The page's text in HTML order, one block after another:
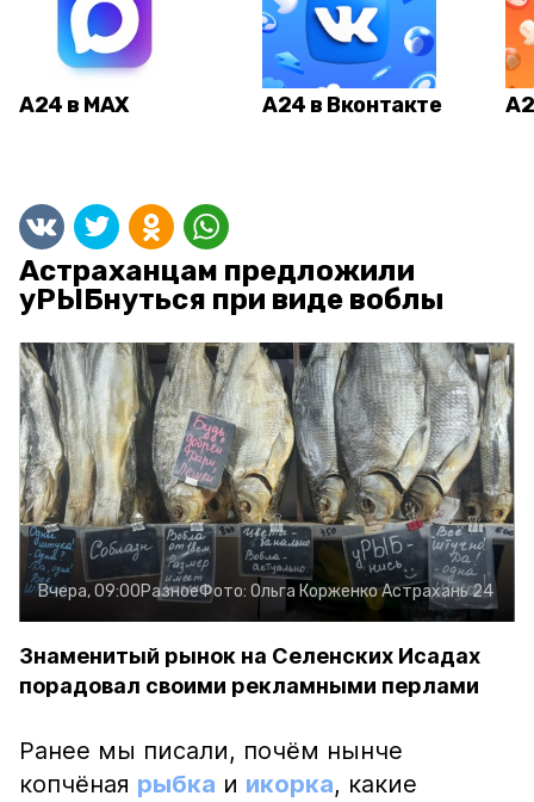
А24 в MAX А24 в Вконтакте
Астраханцам предложили
уРЫБнуться при виде воблы
Вчера, 09:00РазноеФото: Ольга КорженкоАстрахань 24
Знаменитый рынок на Селенских Исадах
порадовал своими рекламными перлами
Ранее мы писали, почём нынче
копчёная рыбка и икорка, какие